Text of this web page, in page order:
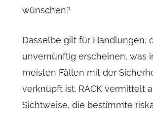
wünschen?
Dasselbe gilt für Handlungen,
unvernünftig erscheinen, was
meisten Fällen mit der
verknüpft ist. RACK vermittelt
Sichtweise, die bestimmte